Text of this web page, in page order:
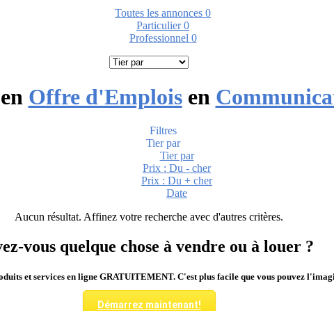
Toutes les annonces 0
Particulier0
Professionnel 0
Offre d'Emploisen
Filtres
Tier par
Tier par
Prix : Du - cher
Prix : Du + cher
Date
Aucun résultat. Affinez votre recherche avec d'autres critères.
vous quelque chose à vendre ou à louer ?
et services en ligne GRATUITEMENT. C'est plus facile que vous pouvez
Démarrez maintenant!